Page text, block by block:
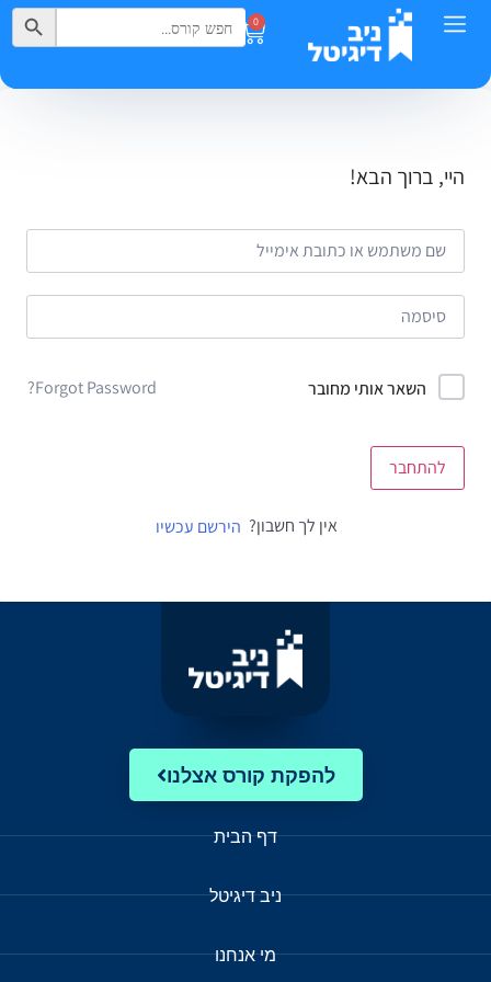
0
Search
for:
Search Button
היי, ברוך הבא!
השאר אותי מחובר Forgot Password?
להתחבר
אין לך חשבון? הירשם עכשיו
להפקת קורס אצלנו
דף הבית
ניב דיגיטל
מי אנחנו